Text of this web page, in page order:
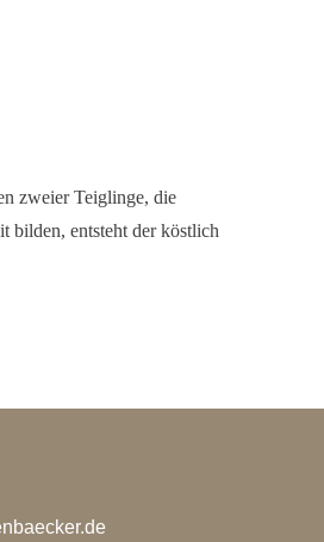
zweier Teiglinge, die
bilden, entsteht der köstlich